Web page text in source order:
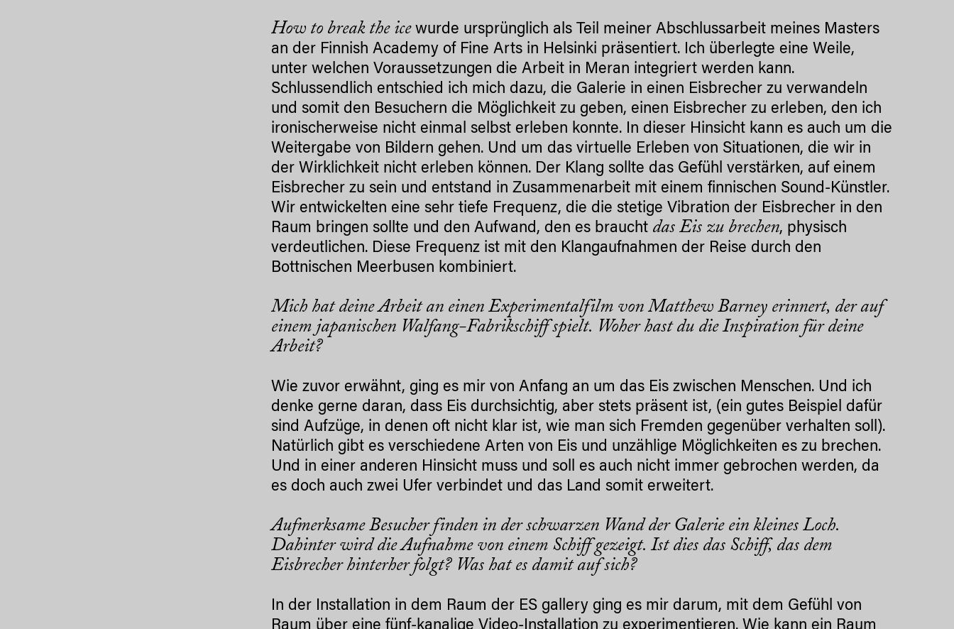
How to break the icewurde ursprünglich als Teil meiner Abschlussarbeit meines Masters
an der Finnish Academy of Fine Arts in Helsinki präsentiert. Ich überlegte eine Weile,
unter welchen Voraussetzungen die Arbeit in Meran integriert werden kann.
Schlussendlich entschied ich mich dazu, die Galerie in einen Eisbrecher zu verwandeln
und somit den Besuchern die Möglichkeit zu geben, einen Eisbrecher zu erleben, den ich
ironischerweise nicht einmal selbst erleben konnte. In dieser Hinsicht kann es auch um die
Weitergabe von Bildern gehen. Und um das virtuelle Erleben von Situationen, die wir in
der Wirklichkeit nicht erleben können. Der Klang sollte das Gefühl verstärken, auf einem
Eisbrecher zu sein und entstand in Zusammenarbeit mit einem finnischen Sound-Künstler.
Wir entwickelten eine sehr tiefe Frequenz, die die stetige Vibration der Eisbrecher in den
Raum bringen sollte und den Aufwand, den es braucht das Eis zu brechen, physisch
verdeutlichen. Diese Frequenz ist mit den Klangaufnahmen der Reise durch den
Bottnischen Meerbusen kombiniert.
Mich hat deine Arbeit an einen Experimentalfilm von Matthew Barney erinnert, der auf
einem japanischen Walfang-Fabrikschiff spielt. Woher hast du die Inspiration für deine
Arbeit?
Wie zuvor erwähnt, ging es mir von Anfang an um das Eis zwischen Menschen. Und ich
denke gerne daran, dass Eis durchsichtig, aber stets präsent ist, (ein gutes Beispiel dafür
sind Aufzüge, in denen oft nicht klar ist, wie man sich Fremden gegenüber verhalten soll).
Natürlich gibt es verschiedene Arten von Eis und unzählige Möglichkeiten es zu brechen.
Und in einer anderen Hinsicht muss und soll es auch nicht immer gebrochen werden, da
es doch auch zwei Ufer verbindet und das Land somit erweitert.
Aufmerksame Besucher finden in der schwarzen Wand der Galerie ein kleines Loch.
Dahinter wird die Aufnahme von einem Schiff gezeigt. Ist dies das Schiff, das dem
Eisbrecher hinterher folgt? Was hat es damit auf sich?
In der Installation in dem Raum der ES gallery ging es mir darum, mit dem Gefühl von